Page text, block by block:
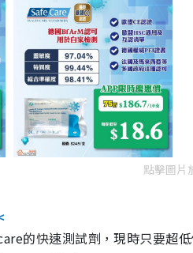
點擊圖片
的快速測試劑，現時只要超